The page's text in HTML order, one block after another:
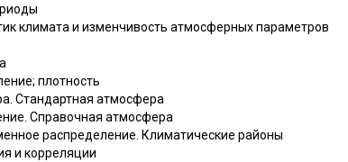
климата и изменчивость атмосферных параметров
плотность
Стандартная атмосфера
Справочная атмосфера
распределение. Климатические районы
и корреляции